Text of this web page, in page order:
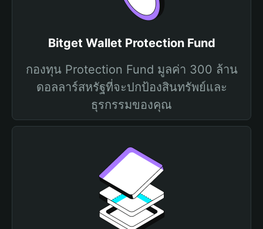
Bitget Wallet Protection Fund
กองทุน Protection Fund มูลค่า 300 ล้าน
ดอลลาร์สหรัฐที่จะปกป้องสินทรัพย์และ
ธุรกรรมของคุณ